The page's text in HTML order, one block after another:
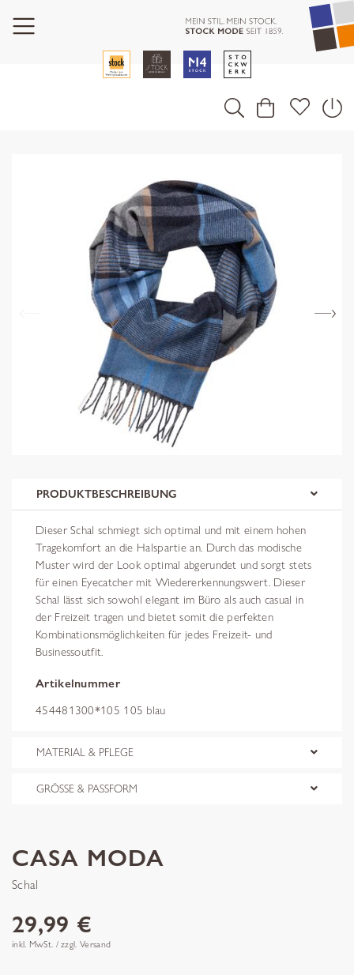
PRODUKTBESCHREIBUNG
Dieser Schal schmiegt sich optimal und mit einem hohen
Tragekomfort an die Halspartie an. Durch das modische
Muster wird der Look optimal abgerundet und sorgt stets
für einen Eyecatcher mit Wiedererkennungswert. Dieser
Schal lässt sich sowohl elegant im Büro als auch casual in
der Freizeit tragen und bietet somit die perfekten
Kombinationsmöglichkeiten für jedes Freizeit- und
Businessoutfit.
Artikelnummer
454481300*105 105 blau
MATERIAL & PFLEGE
GRÖSSE & PASSFORM
CASA MODA
Schal
29,99 €
inkl. MwSt. / zzgl. Versand